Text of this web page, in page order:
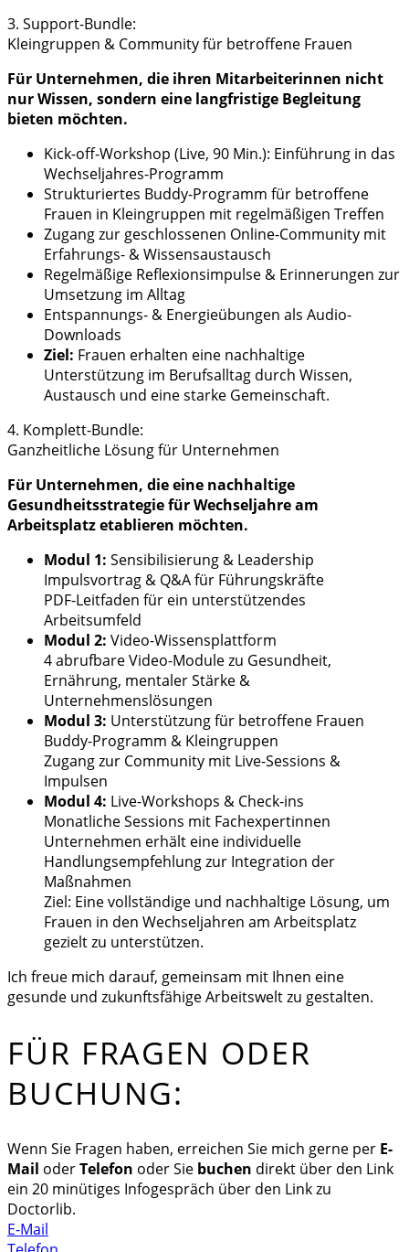
3. Support-Bundle:
Kleingruppen & Community für betroffene Frauen
Für Unternehmen, die ihren Mitarbeiterinnen nicht
nur Wissen, sondern eine langfristige Begleitung
bieten möchten.
Kick-off-Workshop (Live, 90 Min.): Einführung in das
Wechseljahres-Programm
Strukturiertes Buddy-Programm für betroffene
Frauen in Kleingruppen mit regelmäßigen Treffen
Zugang zur geschlossenen Online-Community mit
Erfahrungs- & Wissensaustausch
Regelmäßige Reflexionsimpulse & Erinnerungen zur
Umsetzung im Alltag
Entspannungs- & Energieübungen als Audio-
Downloads
Ziel: Frauen erhalten eine nachhaltige
Unterstützung im Berufsalltag durch Wissen,
Austausch und eine starke Gemeinschaft.
4. Komplett-Bundle:
Ganzheitliche Lösung für Unternehmen
Für Unternehmen, die eine nachhaltige
Gesundheitsstrategie für Wechseljahre am
Arbeitsplatz etablieren möchten.
Modul 1: Sensibilisierung & Leadership
Impulsvortrag & Q&A für Führungskräfte
PDF-Leitfaden für ein unterstützendes
Arbeitsumfeld
Modul 2: Video-Wissensplattform
4 abrufbare Video-Module zu Gesundheit,
Ernährung, mentaler Stärke &
Unternehmenslösungen
Modul 3: Unterstützung für betroffene Frauen
Buddy-Programm & Kleingruppen
Zugang zur Community mit Live-Sessions &
Impulsen
Modul 4: Live-Workshops & Check-ins
Monatliche Sessions mit Fachexpertinnen
Unternehmen erhält eine individuelle
Handlungsempfehlung zur Integration der
Maßnahmen
Ziel: Eine vollständige und nachhaltige Lösung, um
Frauen in den Wechseljahren am Arbeitsplatz
gezielt zu unterstützen.
Ich freue mich darauf, gemeinsam mit Ihnen eine
gesunde und zukunftsfähige Arbeitswelt zu gestalten.
FÜR FRAGEN ODER
BUCHUNG:
Wenn Sie Fragen haben, erreichen Sie mich gerne per E-
Mail oderTelefon oder Sie buchen direkt über den Link
ein 20 minütiges Infogespräch über den Link zu
Doctorlib.
E-Mail